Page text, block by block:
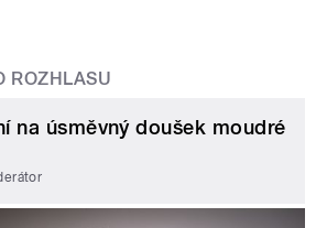
ROZHLASU
na úsměvný doušek moudré